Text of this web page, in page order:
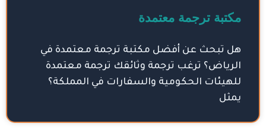
مكتبة ترجمة معتمدة
هل تبحث عن أفضل مكتبة ترجمة معتمدة في
الرياض؟ ترغب ترجمة وثائقك ترجمة معتمدة
للهيئات الحكومية والسفارات في المملكة؟
يمثل